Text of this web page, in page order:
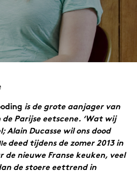
is de grote aanjager van
Parijse eetscene. ‘Wat wij
Alain Ducasse wil ons dood
deed tijdens de zomer 2013 in
de nieuwe Franse keuken, veel
de stoere eettrend in